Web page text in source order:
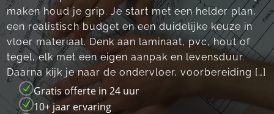
maken houd je grip.​ Je start met een helder plan,
een realistisch budget en een duidelijke keuze in
vloer materiaal.​ Denk aan laminaat, pvc, hout of
tegel, elk met een eigen aanpak en levensduur.​
Daarna kijk je naar de ondervloer, voorbereiding […]
N Gratis offerte in 24 uur
N 10+ jaar ervaring